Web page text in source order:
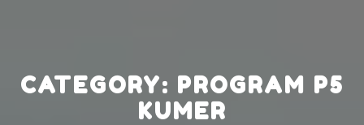
CATEGORY: PROGRAM P5
KUMER